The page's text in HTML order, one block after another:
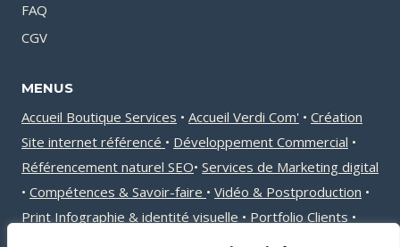
FAQ
CGV
MENUS
Accueil Boutique Services • Accueil Verdi Com' • Création
Site internet référencé • Développement Commercial •
Référencement naturel SEO• Services de Marketing digital
• Compétences & Savoir-faire • Vidéo & Postproduction •
Print Infographie & identité visuelle • Portfolio Clients •